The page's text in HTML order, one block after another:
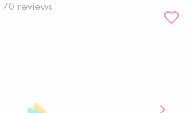
70 reviews